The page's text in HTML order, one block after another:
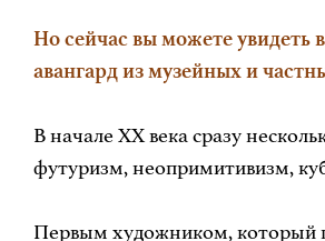
Но сейчас вы можете увидеть
авангард из музейных и
В начале XX века сразу
футуризм, неопримитивизм,
Первым художником, который